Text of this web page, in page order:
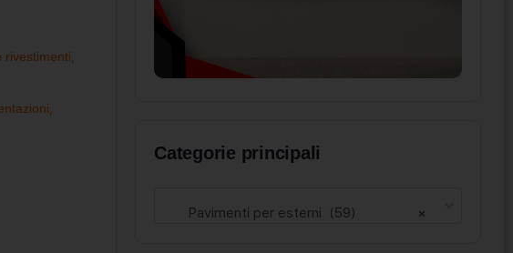
rivestimenti
Categorie principali
×
Pavimenti per esterni (59)